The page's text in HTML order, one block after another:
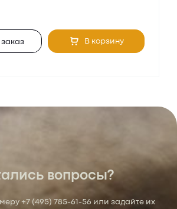
В корзину
вопросы?
+7 (495) 785-61-56 или задайте их